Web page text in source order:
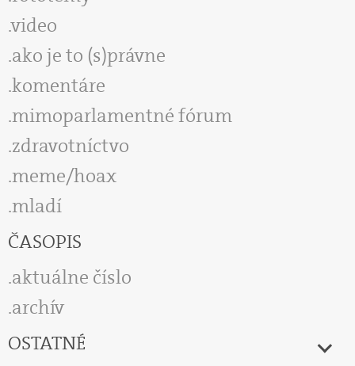
video
ako je to (s)právne
komentáre
mimoparlamentné fórum
zdravotníctvo
meme/hoax
mladí
ČASOPIS
aktuálne číslo
archív
OSTATNÉ